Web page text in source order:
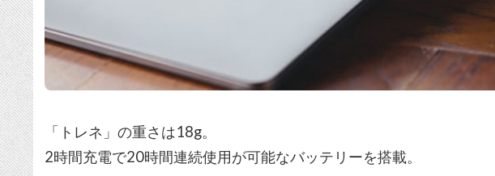
「トレネ」の重さは18g。
2時間充電で20時間連続使用が可能なバッテリーを搭載。